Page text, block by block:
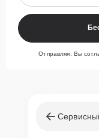
Отправляя, Вы